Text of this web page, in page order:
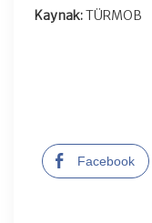
Kaynak:TÜRMOB
Facebook